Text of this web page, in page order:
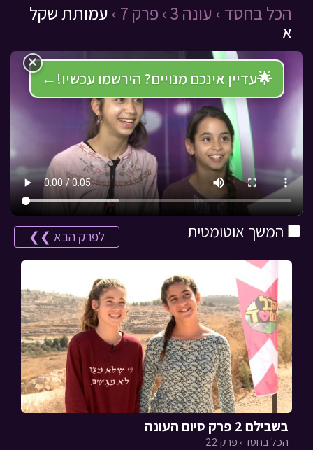
הכל בחסד › עונה 3 › פרק 7 ›
עמותת שקל
א
🌟עדיין אינכם מנויים? הירשמו עכשיו! ←
×
המשך אוטומטית לפרק הבא ❯❯
בשבילם 2 פרק סיום העונה
הכל בחסד › פרק 22